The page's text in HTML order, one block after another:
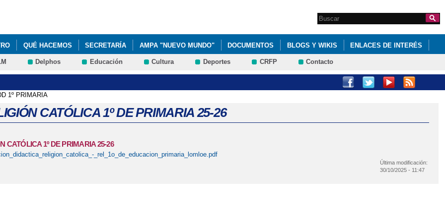
Formulario de
búsqueda
Search this site
QUÉ HACEMOS SECRETARÍA AMPA "NUEVO MUNDO" DOCUMENTOS BLOGS Y WIKIS ENLACES DE INTERÉS
VIDEO PUERTAS ABIERTAS PERIODO DE ADMISIÓN. TE ESPERAMOS AMPA DEL CEIP PASTOR POETA
Delphos Educación Cultura Deportes CRFP Contacto
1º PRIMARIA
CATÓLICA 1º DE PRIMARIA 25-26
CATÓLICA 1º DE PRIMARIA 25-26
_rel_1o_de_educacion_primaria_lomloe.pdf
Última modificación:
30/10/2025 - 11:47